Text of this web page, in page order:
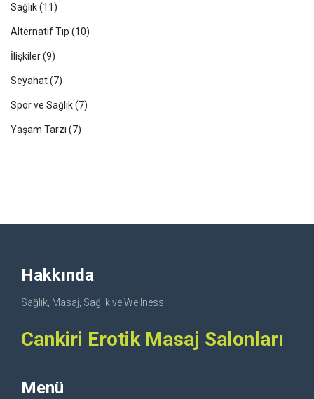
Sağlık(11)
Alternatif Tıp (10)
İlişkiler(9)
Seyahat(7)
Spor ve Sağlık(7)
Yaşam Tarzı (7)
Hakkında
Sağlık, Masaj, Sağlık ve Wellness
Cankiri Erotik Masaj Salonları
Menü